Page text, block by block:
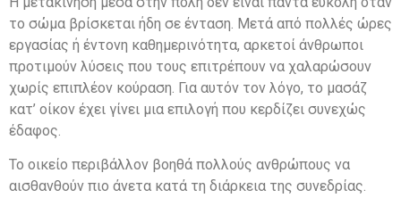
το σώμα βρίσκεται ήδη σε ένταση. Μετά από πολλές ώρες
εργασίας ή έντονη καθημερινότητα, αρκετοί άνθρωποι
προτιμούν λύσεις που τους επιτρέπουν να χαλαρώσουν
χωρίς επιπλέον κούραση. Για αυτόν τον λόγο, το μασάζ
κατ’ οίκον έχει γίνει μια επιλογή που κερδίζει συνεχώς
έδαφος.
Το οικείο περιβάλλον βοηθά πολλούς ανθρώπους να
αισθανθούν πιο άνετα κατά τη διάρκεια της συνεδρίας.